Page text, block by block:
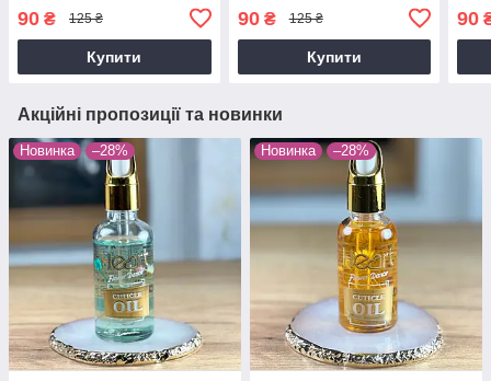
90 ₴ 125 ₴
Купити
90₴ 125 ₴
Купити
90
Акційні пропозиції та новинки
Новинка –28% Новинка –28%